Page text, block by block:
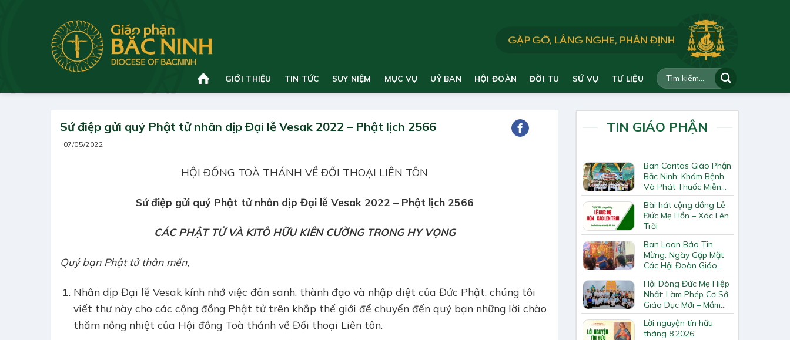
GIỚI THIỆU TIN TỨC SUY NIỆM MỤC VỤ UỶ BAN HỘI ĐOÀN ĐỜI TU SỨ VỤ TƯ LIỆU
Sứ điệp gửi quý Phật tử nhân dịp Đại lễ Vesak 2022 – Phật lịch 2566
07/05/2022
HỘI ĐỒNG TOÀ THÁNH VỀ ĐỐI THOẠI LIÊN TÔN
Sứ điệp gửi quý Phật tử nhân dịp Đại lễ Vesak 2022 – Phật lịch 2566
CÁC PHẬT TỬ VÀ KITÔ HỮU KIÊN CƯỜNG TRONG HY VỌNG
Quý bạn Phật tử thân mến,
Nhân dịp Đại lễ Vesak kính nhớ việc đản sanh, thành đạo và nhập diệt của Đức Phật, chúng tôi
viết thư này cho các cộng đồng Phật tử trên khắp thế giới để chuyển đến quý bạn những lời chào
thăm nồng nhiệt của Hội đồng Toà thánh về Đối thoại Liên tôn.
TIN GIÁO PHẬN
Ban Caritas Giáo Phận
Bắc Ninh: Khám Bệnh
Và Phát Thuốc Miễn
Phí Tại Giáo Xứ Đồng
Chương
Bài hát cộng đồng Lễ
Đức Mẹ Hồn – Xác Lên
Trời
Ban Loan Báo Tin
Mừng: Ngày Gặp Mặt
Các Hội Đoàn Giáo
Hạt Bắc Giang
Hội Dòng Đức Mẹ Hiệp
Nhất: Làm Phép Cơ Sở
Giáo Dục Mới – Mầm
Non Thiên Ân
Lời nguyện tín hữu
tháng 8.2026